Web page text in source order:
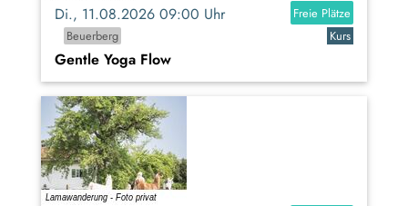
Di., 11.08.2026 09:00 Uhr
Freie Plätze
Beuerberg
Kurs
Gentle Yoga Flow